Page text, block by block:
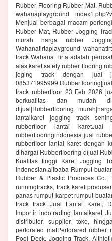
Rubber Flooring Rubber Mat,
wahanaplayground
Menjual berbagai macam
Rubber Mat, Rubber Jogging
murah harga rubber
Wahanatirtaplayground
track Wahana Tirta adalah
alas karet safety rubber flooring
joging track dengan jual
track rubberfloor 23 Feb 2026
berkualitas dan mudah
dijual|Rubberflooring
lantaikaret jogging track
rubberfloor lantai
rubberflooringindonesia jual
rubberfloor lantai karet dengan
dihargai|Rubberflooring
Kualitas tinggi Karet Jogging
indonesian.alibaba Rumput
Rubber & Plastic Produces
runningtracks, track karet
panas rumput karpet rumput
track track Jual Lantai Karet,
Importir indotrading lantaikaret
distributor, supplier, toko,
perforated matPerforared rubber
Pool Deck, Jogging Track,